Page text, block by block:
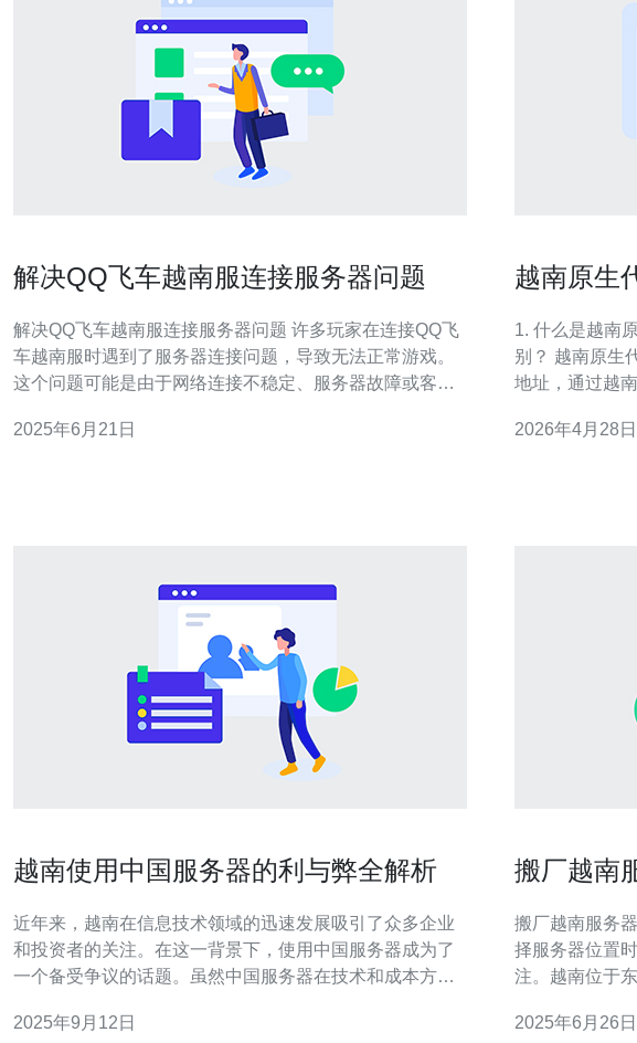
解决QQ飞车越南服连接服务器问题
解决QQ飞车越南服连接服务器问题 许多玩家在连接QQ飞
车越南服时遇到了服务器连接问题，导致无法正常游戏。
这个问题可能是由于网络连接不稳定、服务器故障或客户
络连接稳定，可以尝试重新连接网络或重启路由器。另
2025年6月21日
越南原生
1. 什么是越南
别？ 越南原生
地址，通过越
定位、IP信誉
2026年4月28日
越南使用中国服务器的利与弊全解析
近年来，越南在信息技术领域的迅速发展吸引了众多企业
和投资者的关注。在这一背景下，使用中国服务器成为了
一个备受争议的话题。虽然中国服务器在技术和成本方面
视。本文将全面解析越南使用中国服务器的各种利与弊。
2025年9月12日
搬厂越南
搬厂越南服务器
择服务器位置
注。越南位于
用户提供了便利的访问体验。
2025年6月26日